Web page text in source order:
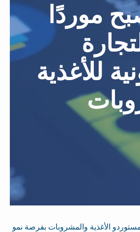
موردًا
للأغذية
الأغذية والمشروبات بفرصة نمو